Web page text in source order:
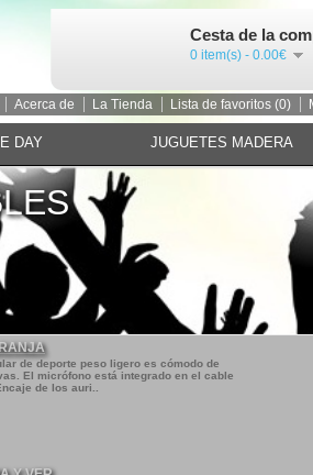
Cesta de la
0 item(s) - 0.00€
Acerca de La Tienda Lista de favoritos (0)
DAY JUGUETES MADERA
de deporte peso ligero es cómodo de
El micrófono está integrado en el cable
de los auri..